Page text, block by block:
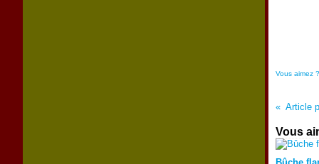
Vous aimez ?
Article
Vous